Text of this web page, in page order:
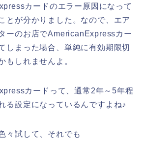
カードのエラー原因になって
とが分かりました。なので、エア
ーのお店でAmericanExpressカー
しまった場合、単純に有効期限切
もしれませんよ。
カードって、通常2年～5年程
る設定になっているんですよね♪
々試して、それでも